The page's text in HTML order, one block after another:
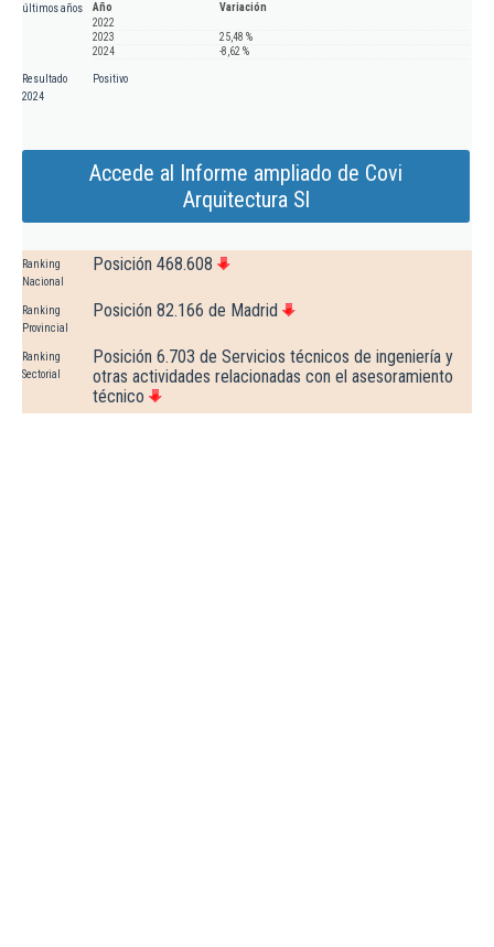
últimos años
Año
Variación
2022
2023
25,48 %
2024
-8,62 %
Resultado
2024
Positivo
Accede al Informe ampliado de Covi
Arquitectura Sl
Ranking
Nacional
Posición 468.608
Ranking
Provincial
Posición 82.166 de Madrid
Ranking
Sectorial
Posición 6.703 de Servicios técnicos de ingeniería y
otras actividades relacionadas con el asesoramiento
técnico